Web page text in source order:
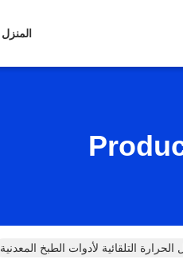
المنزل
التلقائية لأدوات الطبخ المعدنية